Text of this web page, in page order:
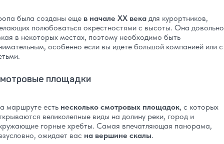
была созданы еще в начале XX века для курортников,
полюбоваться окрестностями с высоты. Она довольно
в некоторых местах, поэтому необходимо быть
особенно если вы идете большой компанией или с
площадки
маршруте есть несколько смотровых площадок, с которых
великолепные виды на долину реки, город и
горные хребты. Самая впечатляющая панорама,
ожидает вас на вершине скалы.